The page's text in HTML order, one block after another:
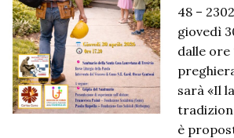
48 –
giovedì
dalle ore
sarà «Il
è